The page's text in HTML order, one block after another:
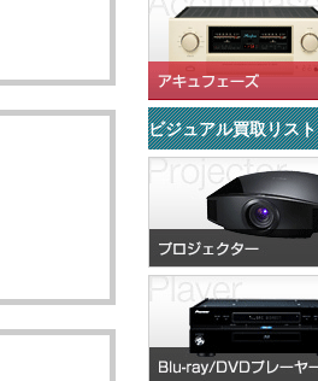
ビジュアル買取リスト